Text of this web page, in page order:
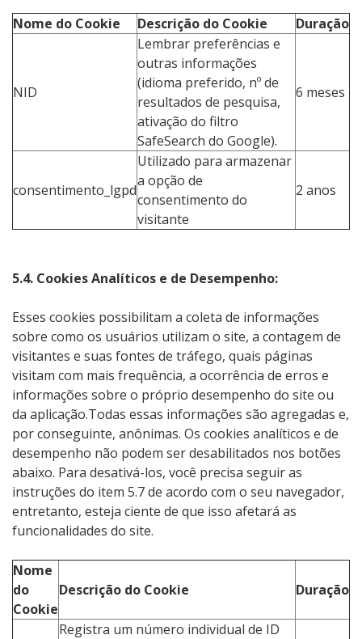
Nome do Cookie Descrição do Cookie Duração
NID
Lembrar preferências e
outras informações
(idioma preferido, nº de
resultados de pesquisa,
ativação do filtro
SafeSearch do Google).
6 meses
consentimento_lgpd
Utilizado para armazenar
a opção de
consentimento do
visitante
2 anos
5.4. Cookies Analíticos e de Desempenho:
Esses cookies possibilitam a coleta de informações
sobre como os usuários utilizam o site, a contagem de
visitantes e suas fontes de tráfego, quais páginas
visitam com mais frequência, a ocorrência de erros e
informações sobre o próprio desempenho do site ou
da aplicação.Todas essas informações são agregadas e,
por conseguinte, anônimas. Os cookies analíticos e de
desempenho não podem ser desabilitados nos botões
abaixo. Para desativá-los, você precisa seguir as
instruções do item 5.7 de acordo com o seu navegador,
entretanto, esteja ciente de que isso afetará as
funcionalidades do site.
Nome
do
Cookie
Descrição do Cookie Duração
Registra um número individual de ID